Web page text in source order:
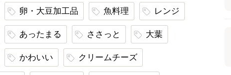
卵・大豆加工品 魚料理 レンジ
あったまる ささっと 大葉
かわいい クリームチーズ